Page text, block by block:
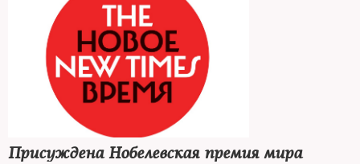
Присуждена Нобелевская премия мира